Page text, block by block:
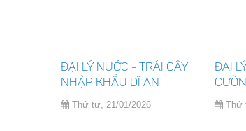
ĐẠI LÝ NƯỚC - TRÁI CÂY
NHẬP KHẨU DĨ AN
Thứ tư, 21/01/2026
ĐẠI
Thứ